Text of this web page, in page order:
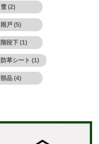
雪 (2)
雨戸 (5)
階段下 (1)
防草シート (1)
部品 (4)